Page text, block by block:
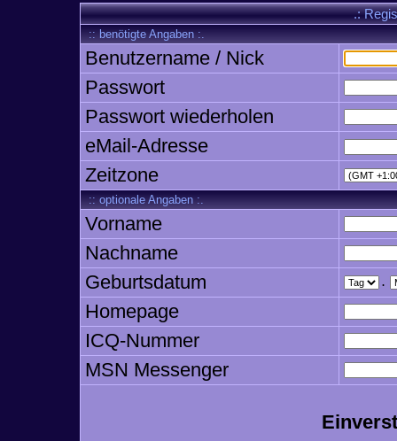
.:
:: benötigte Angaben :.
Benutzername / Nick
Passwort
Passwort wiederholen
eMail-Adresse
Zeitzone
:: optionale Angaben :.
Vorname
Nachname
Geburtsdatum
.
Homepage
ICQ-Nummer
MSN Messenger